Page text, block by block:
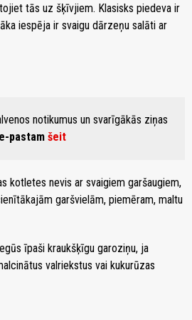
tās uz šķīvjiem. Klasisks piedeva ir
iespēja ir svaigu dārzeņu salāti ar
notikumus un svarīgākās ziņas
pastam šeit
kotletes nevis ar svaigiem garšaugiem,
garšvielām, piemēram, maltu
īpaši kraukšķīgu garoziņu, ja
valriekstus vai kukurūzas